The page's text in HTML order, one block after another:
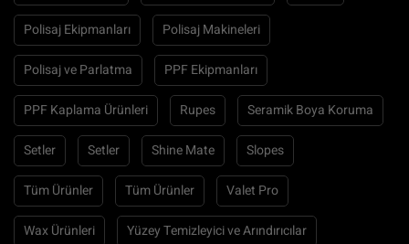
Polisaj Ekipmanları Polisaj Makineleri
Polisaj ve Parlatma PPF Ekipmanları
PPF Kaplama Ürünleri Rupes Seramik Boya Koruma
Setler Setler Shine Mate Slopes
Tüm Ürünler Tüm Ürünler Valet Pro
Wax Ürünleri Yüzey Temizleyici ve Arındırıcılar